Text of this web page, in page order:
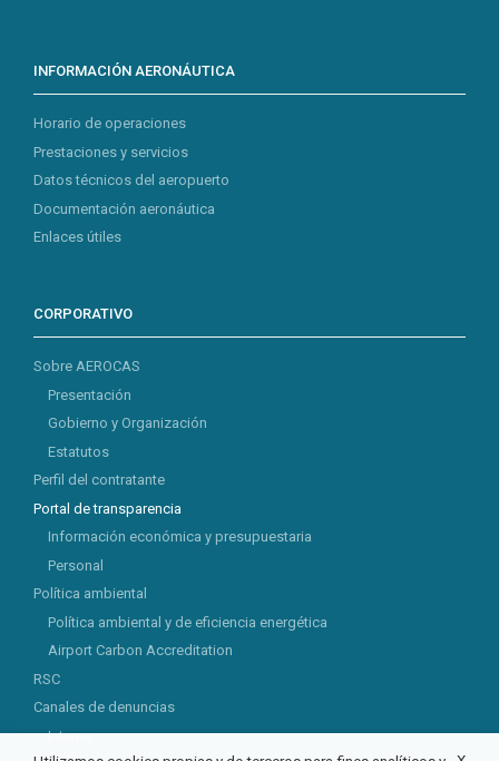
INFORMACIÓN AERONÁUTICA
Horario de operaciones
Prestaciones y servicios
Datos técnicos del aeropuerto
Documentación aeronáutica
Enlaces útiles
CORPORATIVO
Sobre AEROCAS
Presentación
Gobierno y Organización
Estatutos
Perfil del contratante
Portal de transparencia
Información económica y presupuestaria
Personal
Política ambiental
Política ambiental y de eficiencia energética
Airport Carbon Accreditation
RSC
Canales de denuncias
Interno